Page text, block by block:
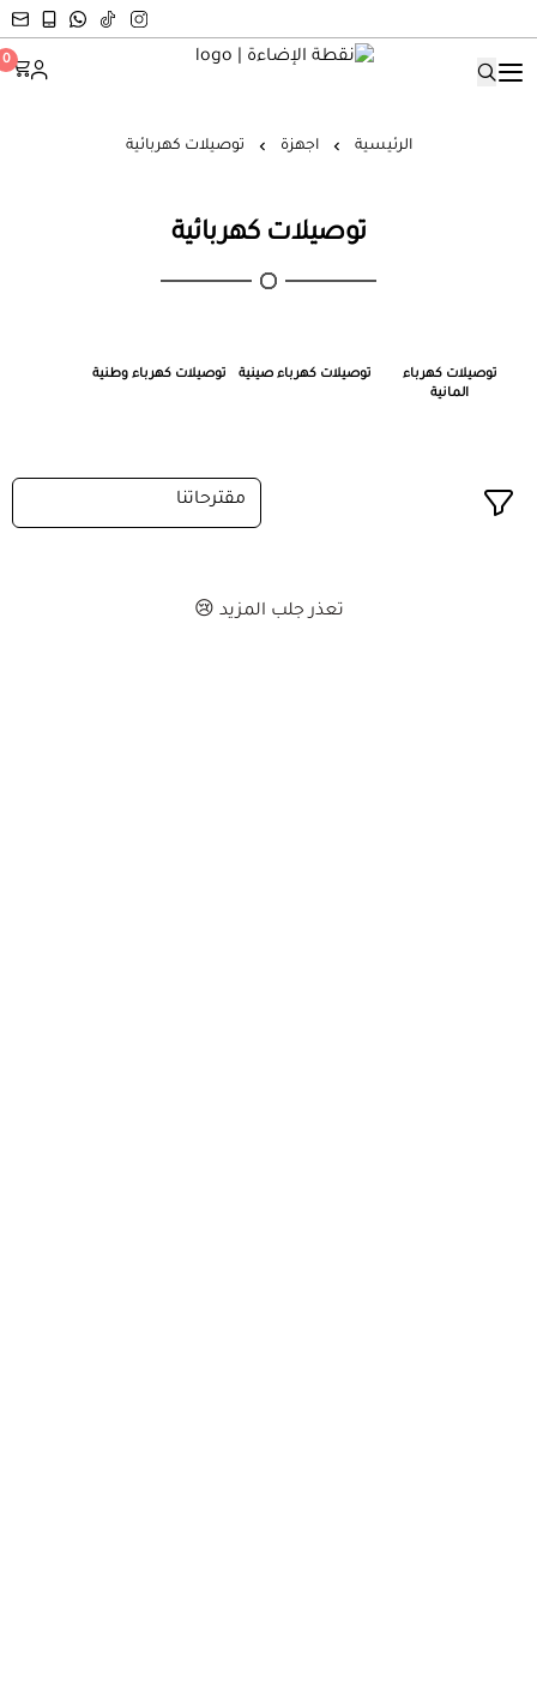
نقطة الإضاءة 0
الرئيسية اجهزة توصيلات كهربائية
توصيلات كهربائية
توصيلات كهرباء
المانية
توصيلات كهرباء صينية توصيلات كهرباء وطنية
تعذر جلب المزيد 😢